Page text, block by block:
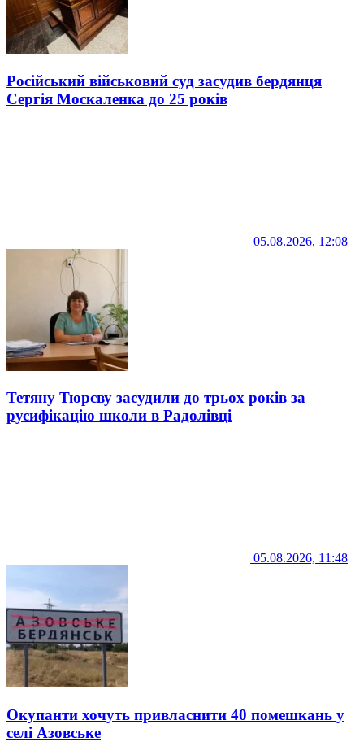
Російський військовий суд засудив бердянця
Сергія Москаленка до 25 років
05.08.2026, 12:08
Тетяну Тюрєву засудили до трьох років за
русифікацію школи в Радолівці
05.08.2026, 11:48
Окупанти хочуть привласнити 40 помешкань у
селі Азовське